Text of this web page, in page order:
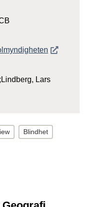
Öppnas i
Lars
Blindhet